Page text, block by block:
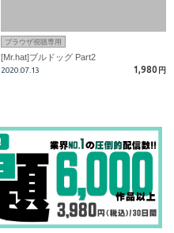
ブラウザ視聴専用
[Mr.hat]ブルドッグ Part2
2020.07.13 1,980 円